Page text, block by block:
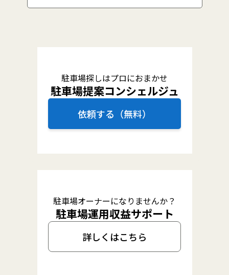
駐車場探しはプロにおまかせ
駐車場提案コンシェルジュ
依頼する（無料）
駐車場オーナーになりませんか？
駐車場運用収益サポート
詳しくはこちら